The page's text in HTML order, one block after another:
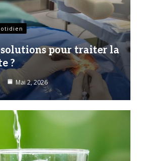
solutions pour traiter la
?
Mai 2, 2026